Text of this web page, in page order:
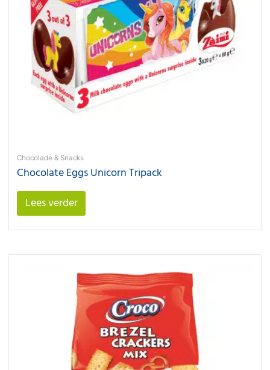
Chocolade & Snacks
Chocolate Eggs Unicorn Tripack
Lees verder